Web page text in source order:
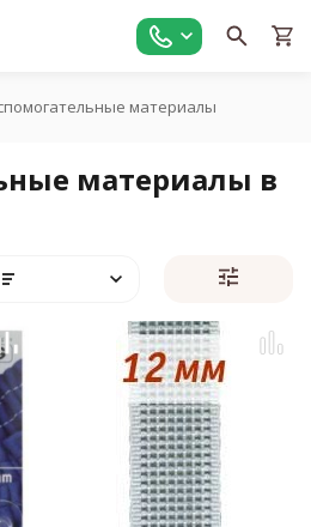
материалы
материалы в